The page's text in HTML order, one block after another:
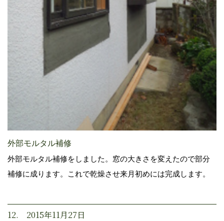
外部モルタル補修
外部モルタル補修をしました。窓の大きさを変えたので部分
補修に成ります。これで乾燥させ来月初めには完成します。
12. 2015年11月27日